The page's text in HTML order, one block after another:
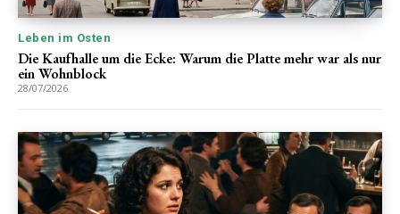
Leben im Osten
Die Kaufhalle um die Ecke: Warum die Platte mehr war als nur
ein Wohnblock
28/07/2026